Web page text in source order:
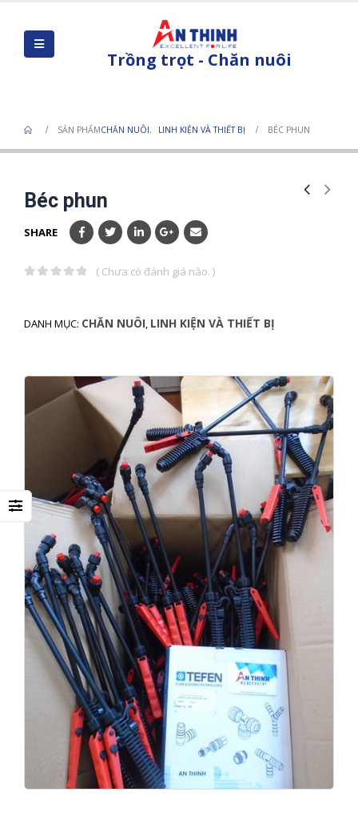
Trồng trọt - Chăn nuôi
SẢN PHẨMCHĂN NUÔI, LINH KIỆN VÀ THIẾT BỊ BÉC PHUN
Béc phun
SHARE
( Chưa có đánh giá nào. )
DANH MỤC: CHĂN NUÔI, LINH KIỆN VÀ THIẾT BỊ